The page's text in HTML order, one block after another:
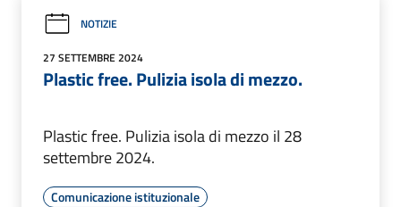
NOTIZIE
27 SETTEMBRE 2024
Plastic free. Pulizia isola di mezzo.
Plastic free. Pulizia isola di mezzo il 28
settembre 2024.
Comunicazione istituzionale